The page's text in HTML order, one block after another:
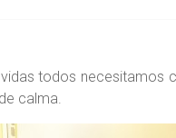
todos necesitamos
calma.